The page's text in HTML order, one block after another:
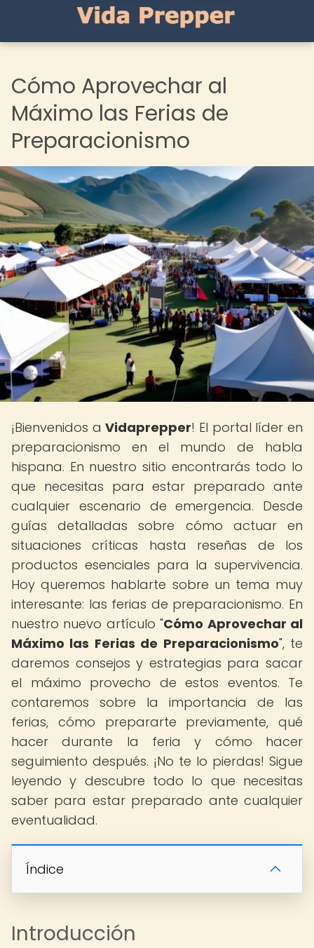
Cómo Aprovechar al
Máximo las Ferias de
Preparacionismo
¡Bienvenidos aVidaprepper! El portal líder en
preparacionismo en el mundo de habla
hispana. En nuestro sitio encontrarás todo lo
que necesitas para estar preparado ante
cualquier escenario de emergencia. Desde
guías detalladas sobre cómo actuar en
situaciones críticas hasta reseñas de los
productos esenciales para la supervivencia.
Hoy queremos hablarte sobre un tema muy
interesante: las ferias de preparacionismo. En
nuestro nuevo artículo "Cómo Aprovechar al
Máximo las Ferias de Preparacionismo", te
daremos consejos y estrategias para sacar
el máximo provecho de estos eventos. Te
contaremos sobre la importancia de las
ferias, cómo prepararte previamente, qué
hacer durante la feria y cómo hacer
seguimiento después. ¡No te lo pierdas! Sigue
leyendo y descubre todo lo que necesitas
saber para estar preparado ante cualquier
eventualidad.
Índice
Introducción